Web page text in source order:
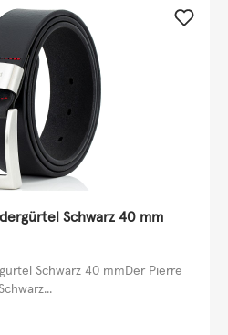
Schwarz 40 mm
Schwarz 40 mmDer Pierre